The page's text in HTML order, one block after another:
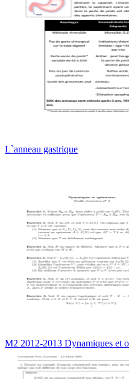
L`anneau gastrique
M2 2012-2013 Dynamiques et